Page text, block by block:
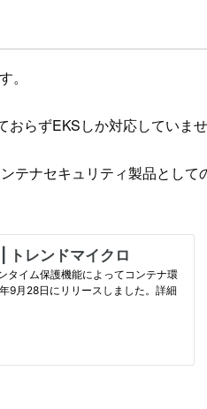
。
らずEKSしか対応していませ
ナセキュリティ製品とし